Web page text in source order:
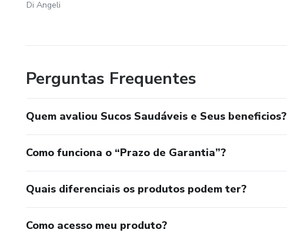
Di Angeli
Perguntas Frequentes
Quem avaliou Sucos Saudáveis e Seus beneficios?
Como funciona o “Prazo de Garantia”?
Quais diferenciais os produtos podem ter?
Como acesso meu produto?